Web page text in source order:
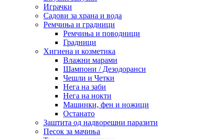
Играчки
Садови за храна и вода
Ремчиња и градници
Ремчиња и поводници
Градници
Хигиена и козметика
Влажни марами
Шампони / Дезодоранси
Чешли и Четки
Нега на заби
Нега на нокти
Машинки, фен и ножици
Останато
Заштита од надворешни паразити
Песок за мачиња